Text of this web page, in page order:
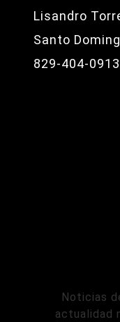
Lisandro
Santo
829-404-0913
Noticias
actualidad